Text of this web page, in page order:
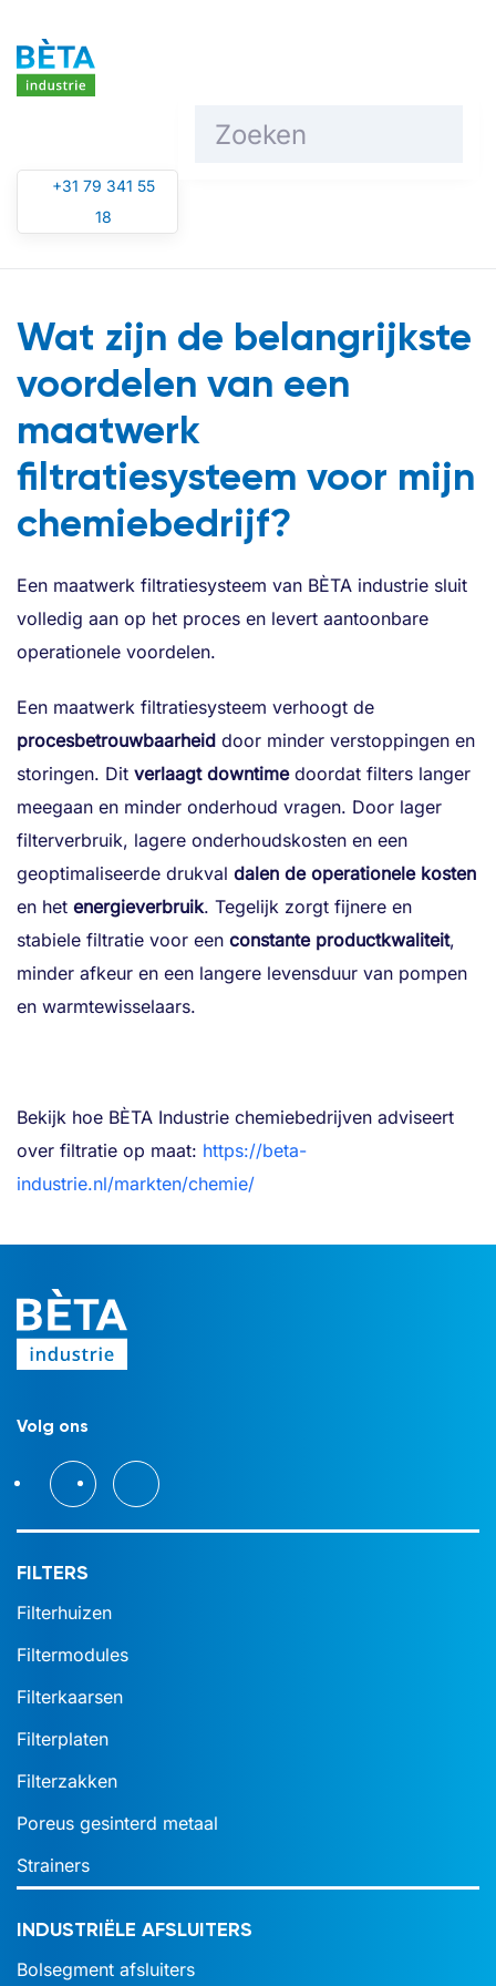
Overslaan en naar de inhoud gaan
+31 79 341 55
18
Wat zijn de belangrijkste
voordelen van een
maatwerk
filtratiesysteem voor mijn
chemiebedrijf?
Een maatwerk filtratiesysteem van BÈTA industrie sluit
volledig aan op het proces en levert aantoonbare
operationele voordelen.
Een maatwerk filtratiesysteem verhoogt de
procesbetrouwbaarheid door minder verstoppingen en
storingen. Dit verlaagt downtimedoordat filters langer
meegaan en minder onderhoud vragen. Door lager
filterverbruik, lagere onderhoudskosten en een
geoptimaliseerde drukval dalen de operationele kosten
en het energieverbruik. Tegelijk zorgt fijnere en
stabiele filtratie voor een constante productkwaliteit,
minder afkeur en een langere levensduur van pompen
en warmtewisselaars.
Bekijk hoe BÈTA Industrie chemiebedrijven adviseert
over filtratie op maat: https://beta-
industrie.nl/markten/chemie/
Volg ons
FILTERS
Filterhuizen
Filtermodules
Filterkaarsen
Filterplaten
Filterzakken
Poreus gesinterd metaal
Strainers
INDUSTRIËLE AFSLUITERS
Bolsegment afsluiters